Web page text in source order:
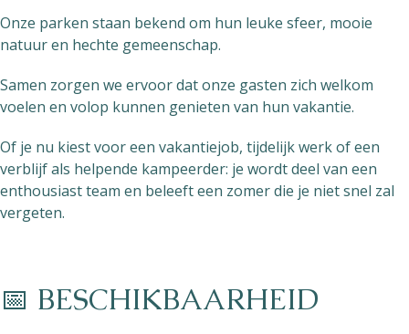
Onze parken staan bekend om hun leuke sfeer, mooie
natuur en hechte gemeenschap.
Samen zorgen we ervoor dat onze gasten zich welkom
voelen en volop kunnen genieten van hun vakantie.
Of je nu kiest voor een vakantiejob, tijdelijk werk of een
verblijf als helpende kampeerder: je wordt deel van een
enthousiast team en beleeft een zomer die je niet snel zal
vergeten.
📅 BESCHIKBAARHEID